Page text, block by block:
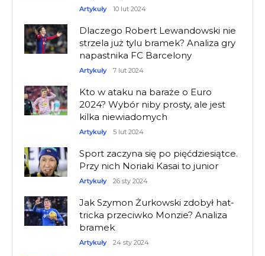
Artykuły 10 lut 2024
Dlaczego Robert Lewandowski nie
strzela już tylu bramek? Analiza gry
napastnika FC Barcelony
Artykuły 7 lut 2024
Kto w ataku na baraże o Euro
2024? Wybór niby prosty, ale jest
kilka niewiadomych
Artykuły 5 lut 2024
Sport zaczyna się po pięćdziesiątce.
Przy nich Noriaki Kasai to junior
Artykuły 26 sty 2024
Jak Szymon Żurkowski zdobył hat-
tricka przeciwko Monzie? Analiza
bramek
Artykuły 24 sty 2024